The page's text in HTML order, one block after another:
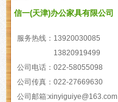
信一(天津)办公家具有限公司
服务热线： 13920030085
13820919499
公司电话： 022-58055098
公司传真： 022-27669630
公司邮箱:xinyiguiye@163.com